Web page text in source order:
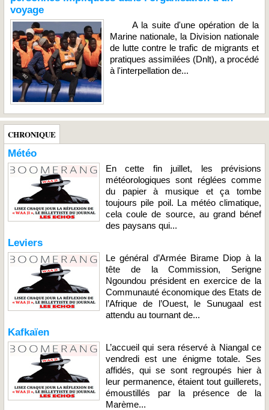
voyage
A la suite d'une opération de la
Marine nationale, la Division nationale
de lutte contre le trafic de migrants et
pratiques assimilées (Dnlt), a procédé
à l'interpellation de...
CHRONIQUE
Météo
En cette fin juillet, les prévisions
météorologiques sont réglées comme
du papier à musique et ça tombe
toujours pile poil. La météo climatique,
cela coule de source, au grand bénef
des paysans qui...
Leviers
Le général d’Armée Birame Diop à la
tête de la Commission, Serigne
Ngoundou président en exercice de la
Communauté économique des Etats de
l’Afrique de l’Ouest, le Sunugaal est
attendu au tournant de...
Kafkaïen
L’accueil qui sera réservé à Niangal ce
vendredi est une énigme totale. Ses
affidés, qui se sont regroupés hier à
leur permanence, étaient tout guillerets,
émoustillés par la présence de la
Marème...